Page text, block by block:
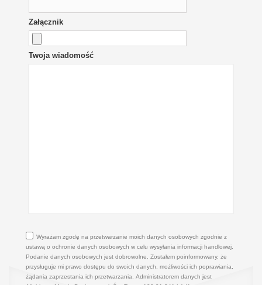
Załącznik
Twoja wiadomość
Wyrażam zgodę na przetwarzanie moich danych osobowych zgodnie z
ustawą o ochronie danych osobowych w celu wysyłania informacji handlowej.
Podanie danych osobowych jest dobrowolne. Zostałem poinformowany, że
przysługuje mi prawo dostępu do swoich danych, możliwości ich poprawiania,
żądania zaprzestania ich przetwarzania. Administratorem danych jest